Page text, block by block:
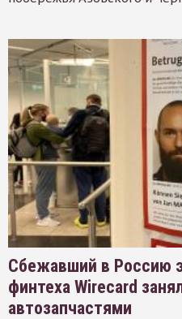
Сбежавший в Россию
финтеха Wirecard
автозапчастями